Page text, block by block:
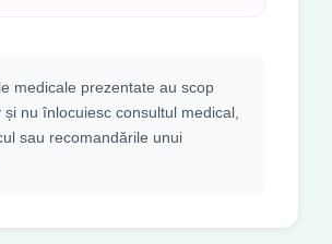
medicale prezentate au scop
și nu înlocuiesc consultul medical,
sau recomandările unui